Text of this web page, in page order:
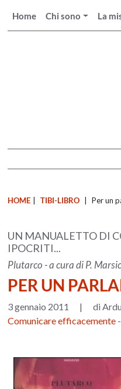
Home Chi sono La
HOME TIBI-LIBRO Per un
UN MANUALETTO DI
IPOCRITI...
Plutarco - a cura di P.
PER UN
3 gennaio 2011 |
di
Comunicare efficacemente -